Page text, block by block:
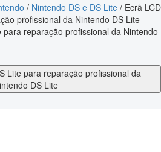
/ Nintendo DS e DS Lite / Ecrã LCD
profissional da Nintendo DS Lite